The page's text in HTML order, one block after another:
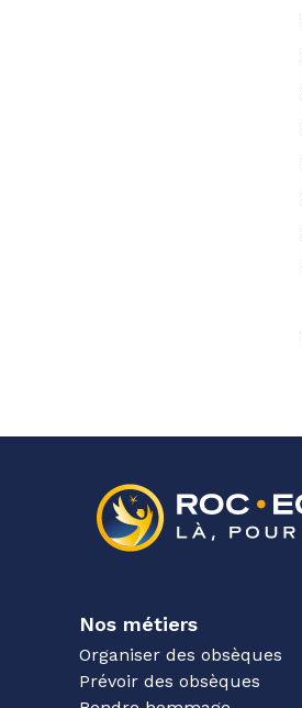
Nos métiers
Organiser des obsèques
Prévoir des obsèques